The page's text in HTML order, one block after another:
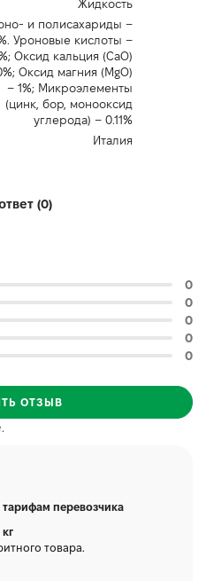
Жидкость
и полисахариды –
Уроновые кислоты –
Оксид кальция (CaO)
Оксид магния (MgO)
– 1%; Микроэлементы
(цинк, бор, монооксид
углерода) – 0.11%
Италия
(0)
0
0
0
0
0
ОТЗЫВ
тарифам перевозчика
товара.